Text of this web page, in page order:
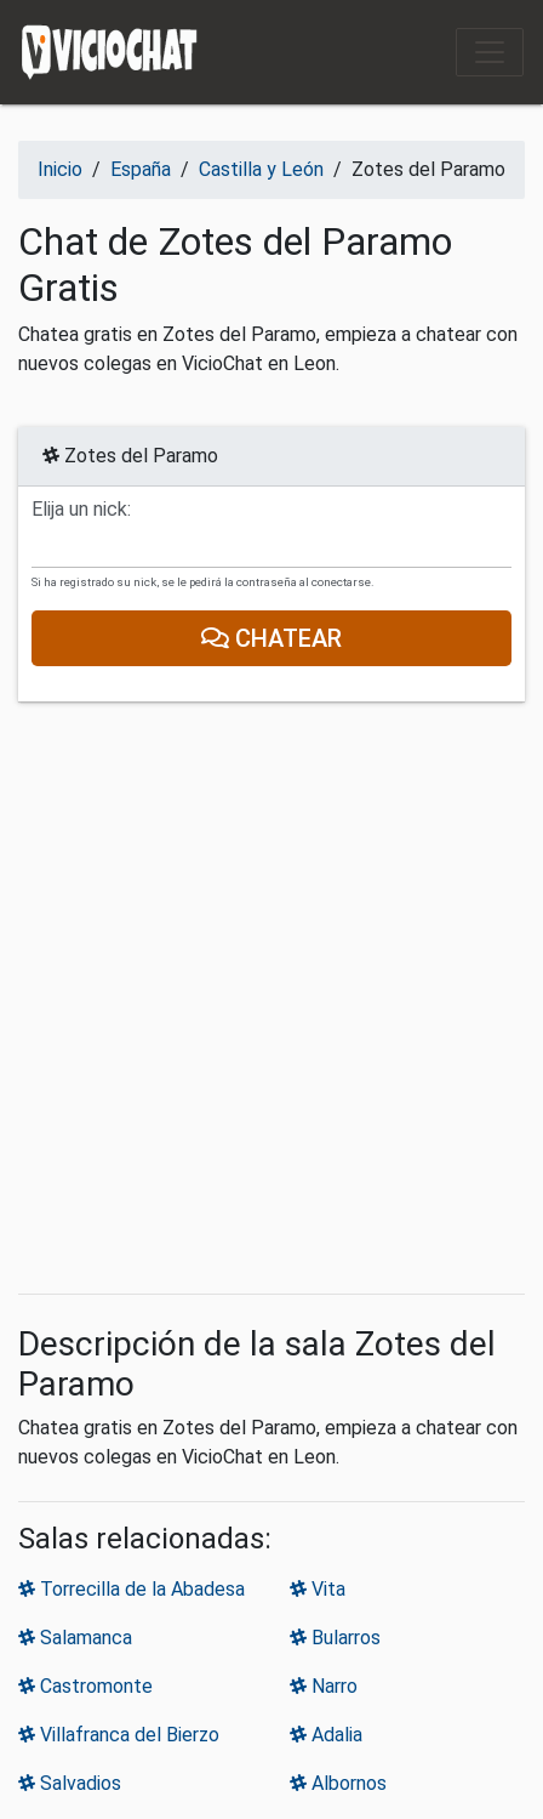
Inicio / España / Castilla y León / Zotes del Paramo
Chat de Zotes del Paramo
Gratis
Chatea gratis en Zotes del Paramo, empieza a chatear con
nuevos colegas en VicioChat en Leon.
Zotes del Paramo
Elija un nick:
Si ha registrado su nick, se le pedirá la contraseña al conectarse.
CHATEAR
Descripción de la sala Zotes del
Paramo
Chatea gratis en Zotes del Paramo, empieza a chatear con
nuevos colegas en VicioChat en Leon.
Salas relacionadas:
Torrecilla de la Abadesa Vita
Salamanca Bularros
Castromonte Narro
Villafranca del Bierzo Adalia
Salvadios Albornos